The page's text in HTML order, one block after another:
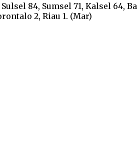
Sulsel 84, Sumsel 71, Kalsel 64,
2, Riau 1. (Mar)